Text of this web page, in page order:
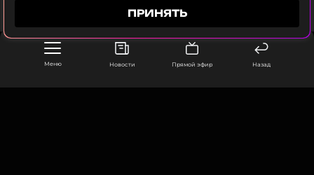
Меню Новости Прямой эфир Назад
ПРИНЯТЬ